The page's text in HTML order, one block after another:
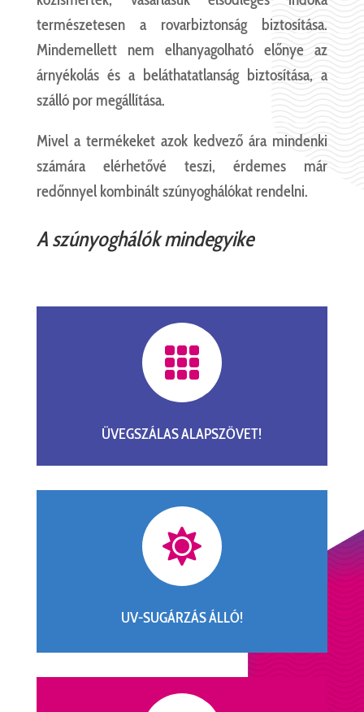
természetesen a rovarbiztonság biztosítása.
Mindemellett nem elhanyagolható előnye az
árnyékolás és a beláthatatlanság biztosítása, a
szálló por megállítása.
Mivel a termékeket azok kedvező ára mindenki
számára elérhetővé teszi, érdemes már
redőnnyel kombinált szúnyoghálókat rendelni.
A szúnyoghálók mindegyike

ÜVEGSZÁLAS ALAPSZÖVET!

UV-SUGÁRZÁS ÁLLÓ!